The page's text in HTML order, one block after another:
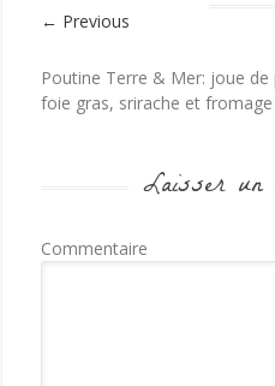
← Previous
Poutine Terre & Mer: joue
foie gras, srirache et fromage
Laisser un
Commentaire